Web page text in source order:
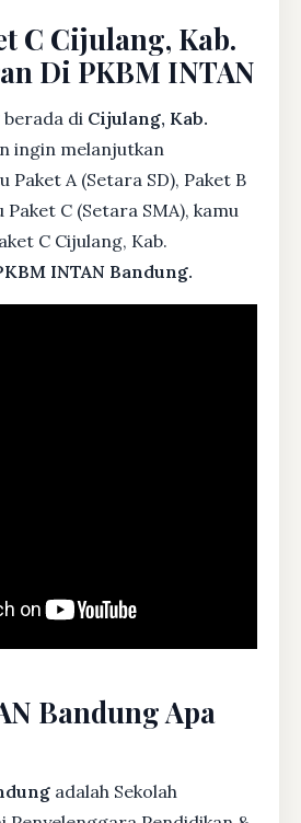
C Cijulang, Kab.
Di PKBM INTAN
di Cijulang, Kab.
ingin melanjutkan
Paket A (Setara SD), Paket B
Paket C (Setara SMA), kamu
C Cijulang, Kab.
INTAN Bandung.
Bandung Apa
adalah Sekolah